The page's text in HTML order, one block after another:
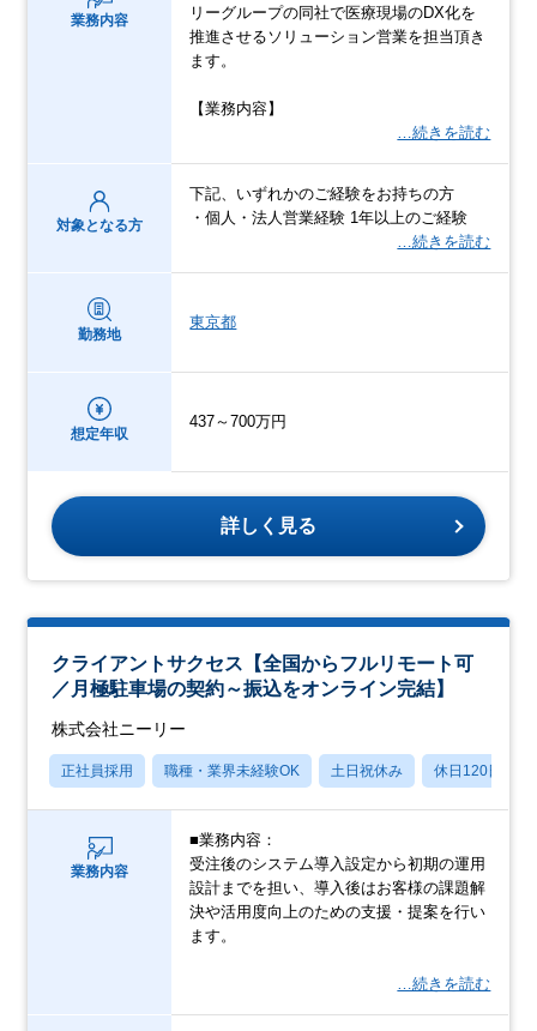
業務内容
リーグループの同社で医療現場のDX化を
推進させるソリューション営業を担当頂き
ます。
【業務内容】
…続きを読む
対象となる方
下記、いずれかのご経験をお持ちの方
・個人・法人営業経験 1年以上のご経験
…続きを読む
勤務地
東京都
想定年収
437～700万円
詳しく見る
クライアントサクセス【全国からフルリモート可
／月極駐車場の契約～振込をオンライン完結】
株式会社ニーリー
正社員採用 職種・業界未経験OK 土日祝休み 休日120日以上
業務内容
■業務内容：
受注後のシステム導入設定から初期の運用
設計までを担い、導入後はお客様の課題解
決や活用度向上のための支援・提案を行い
ます。
…続きを読む